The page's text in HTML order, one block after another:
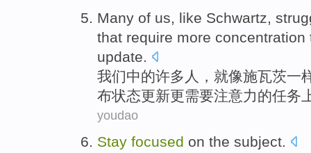
Many of us, like Schwartz,
that require more concentration
update.
我们中的许多人 ， 就像施瓦茨一
布状态更新更需要注意力的任务
youdao
Stay focused on the subject.